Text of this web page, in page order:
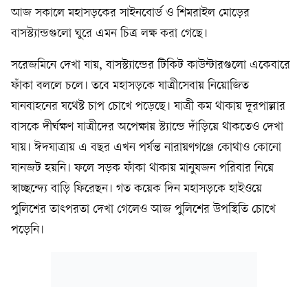
আজ সকালে মহাসড়কের সাইনবোর্ড ও শিমরাইল মোড়ের
বাসস্ট্যান্ডগুলো ঘুরে এমন চিত্র লক্ষ করা গেছে।
সরেজমিনে দেখা যায়, বাসস্ট্যান্ডের টিকিট কাউন্টারগুলো একেবারে
ফাঁকা বললে চলে। তবে মহাসড়কে যাত্রীসেবায় নিয়োজিত
যানবাহনের যথেষ্ট চাপ চোখে পড়েছে। যাত্রী কম থাকায় দূরপাল্লার
বাসকে দীর্ঘক্ষণ যাত্রীদের অপেক্ষায় স্ট্যান্ডে দাঁড়িয়ে থাকতেও দেখা
যায়। ঈদযাত্রায় এ বছর এখন পর্যন্ত নারায়ণগঞ্জে কোথাও কোনো
যানজট হয়নি। ফলে সড়ক ফাঁকা থাকায় মানুষজন পরিবার নিয়ে
স্বাচ্ছন্দ্যে বাড়ি ফিরেছন। গত কয়েক দিন মহাসড়কে হাইওয়ে
পুলিশের তাৎপরতা দেখা গেলেও আজ পুলিশের উপস্থিতি চোখে
পড়েনি।